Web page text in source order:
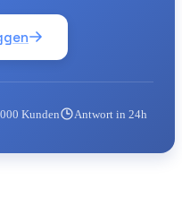
Kunden Antwort in 24h